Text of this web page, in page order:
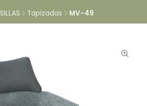
SILLAS Tapizadas MV-49